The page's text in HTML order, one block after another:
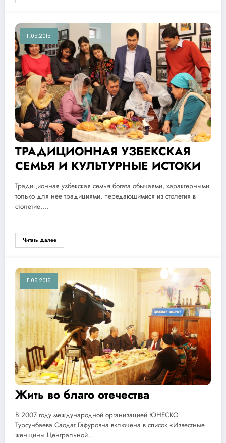
11.05.2015
ТРАДИЦИОННАЯ УЗБЕКСКАЯ
СЕМЬЯ И КУЛЬТУРНЫЕ ИСТОКИ
Традиционная узбекская семья богата обычаями, характерными
только для нее традициями, передающимися из столетия в
столетие,…
Читать Далее
11.05.2015
Жить во благо отечества
В 2007 году международной организацией ЮНЕСКО
Турсунбаева Саодат Гафуровна включена в список «Известные
женщины Центральной…